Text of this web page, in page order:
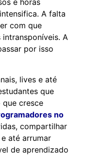
A falta
com que
A
por isso
lives e até
que
que cresce
no
compartilhar
até arrumar
de aprendizado